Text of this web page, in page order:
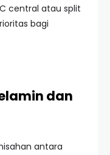
central atau split
bagi
dan
antara